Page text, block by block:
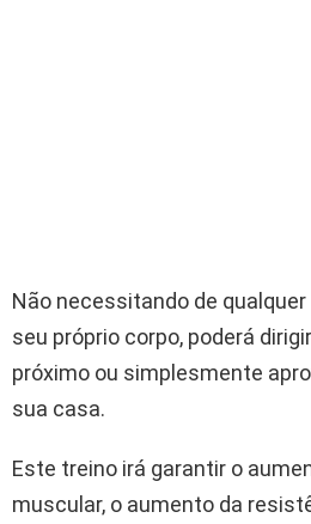
Não necessitando de
seu próprio corpo, poderá
próximo ou simplesmente
sua casa.
Este treino irá garantir o
muscular, o aumento da